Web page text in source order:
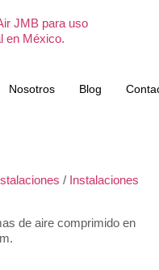
Nosotros Blog
/ Instalaciones